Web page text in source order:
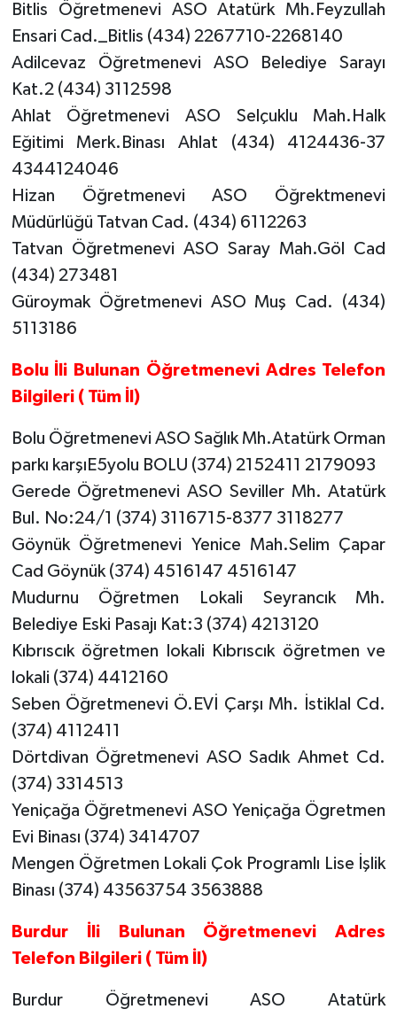
Bitlis Öğretmenevi ASO Atatürk Mh.Feyzullah
Ensari Cad._Bitlis (434) 2267710-2268140
Adilcevaz Öğretmenevi ASO Belediye Sarayı
Kat.2 (434) 3112598
Ahlat Öğretmenevi ASO Selçuklu Mah.Halk
Eğitimi Merk.Binası Ahlat (434) 4124436-37
4344124046
Hizan Öğretmenevi ASO Öğrektmenevi
Müdürlüğü Tatvan Cad. (434) 6112263
Tatvan Öğretmenevi ASO Saray Mah.Göl Cad
(434) 273481
Güroymak Öğretmenevi ASO Muş Cad. (434)
5113186
Bolu İli Bulunan Öğretmenevi Adres Telefon
Bilgileri ( Tüm İl)
Bolu Öğretmenevi ASO Sağlık Mh.Atatürk Orman
parkı karşıE5yolu BOLU (374) 2152411 2179093
Gerede Öğretmenevi ASO Seviller Mh. Atatürk
Bul. No:24/1 (374) 3116715-8377 3118277
Göynük Öğretmenevi Yenice Mah.Selim Çapar
Cad Göynük (374) 4516147 4516147
Mudurnu Öğretmen Lokali Seyrancık Mh.
Belediye Eski Pasajı Kat:3 (374) 4213120
Kıbrıscık öğretmen lokali Kıbrıscık öğretmen ve
lokali (374) 4412160
Seben Öğretmenevi Ö.EVİ Çarşı Mh. İstiklal Cd.
(374) 4112411
Dörtdivan Öğretmenevi ASO Sadık Ahmet Cd.
(374) 3314513
Yeniçağa Öğretmenevi ASO Yeniçağa Ögretmen
Evi Binası (374) 3414707
Mengen Öğretmen Lokali Çok Programlı Lise İşlik
Binası (374) 43563754 3563888
Burdur İli Bulunan Öğretmenevi Adres
Telefon Bilgileri ( Tüm İl)
Burdur Öğretmenevi ASO Atatürk